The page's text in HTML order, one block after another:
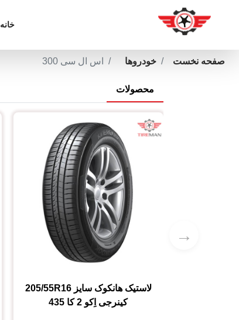
خانه
صفحه نخست خودروها اس ال سی 300
محصولات
→
لاستیک هانکوک سایز 205/55R16
کینرجی اِکو 2 کا 435